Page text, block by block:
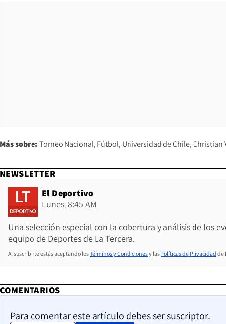
Más sobre: Torneo Nacional Fútbol Universidad de Chile Christian
NEWSLETTER
El Deportivo
Lunes, 8:45 AM
Una selección especial con la cobertura y análisis de los
equipo de Deportes de La Tercera.
Al suscribirte estás aceptando losTérminos y Condicionesy las Políticas de Privacidad de
COMENTARIOS
Para comentar este artículo debes ser suscriptor.